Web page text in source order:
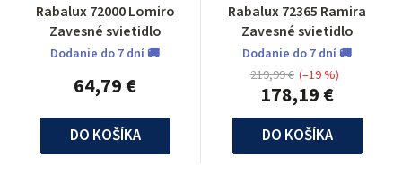
Rabalux 72000 Lomiro
Zavesné svietidlo
Dodanie do 7 dní 🚚
64,79 €
DO KOŠÍKA
Rabalux 72365 Ramira
Zavesné svietidlo
Dodanie do 7 dní 🚚
178,19 €
219,99 € (–19 %)
DO KOŠÍKA